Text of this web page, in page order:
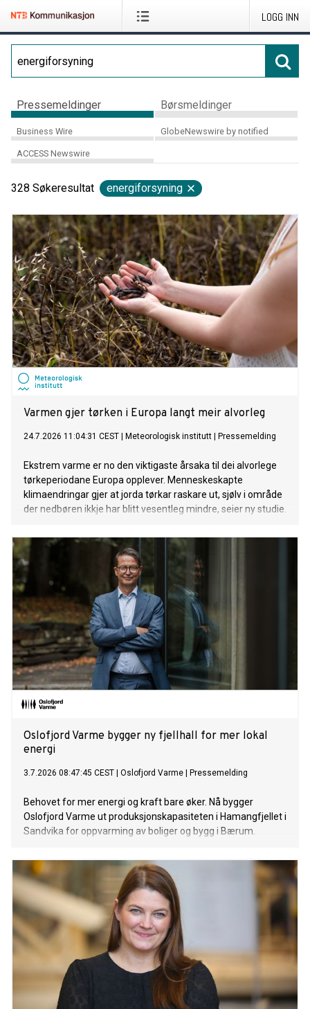
LOGG INN
Pressemeldinger Børsmeldinger
Business Wire GlobeNewswire by notified
ACCESS Newswire
328 Søkeresultat energiforsyning
Varmen gjer tørken i Europa langt meir alvorleg
24.7.2026 11:04:31 CEST Meteorologisk institutt Pressemelding
Ekstrem varme er no den viktigaste årsaka til dei alvorlege
tørkeperiodane Europa opplever. Menneskeskapte
klimaendringar gjer at jorda tørkar raskare ut, sjølv i område
der nedbøren ikkje har blitt vesentleg mindre, seier ny studie.
Oslofjord Varme bygger ny fjellhall for mer lokal
energi
3.7.2026 08:47:45 CEST Oslofjord Varme Pressemelding
Behovet for mer energi og kraft bare øker. Nå bygger
Oslofjord Varme ut produksjonskapasiteten i Hamangfjellet i
Sandvika for oppvarming av boliger og bygg i Bærum.